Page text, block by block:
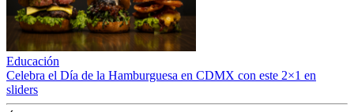
Educación
Celebra el Día de la Hamburguesa en CDMX con este 2×1 en
sliders